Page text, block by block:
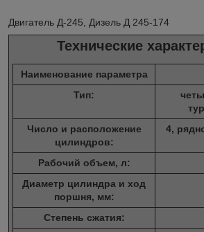
Двигатель Д-245, Дизель Д 245-174
Технические
Наименование параметра
Тип:
Число и расположение
цилиндров:
4,
Рабочий объем, л:
Диаметр цилиндра и ход
поршня, мм:
Степень сжатия: